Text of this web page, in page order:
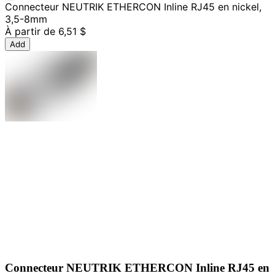
Connecteur NEUTRIK ETHERCON Inline RJ45 en nickel,
3,5-8mm
À partir de 6,51 $
Add
Connecteur NEUTRIK ETHERCON Inline RJ45 en